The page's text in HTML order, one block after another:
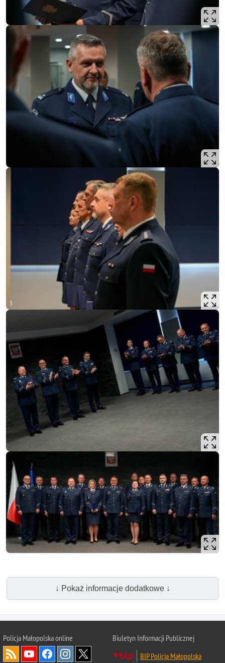
↓ Pokaż informacje dodatkowe ↓
Policja Małopolska online
Biuletyn Informacji Publicznej
BIP Policja Małopolska